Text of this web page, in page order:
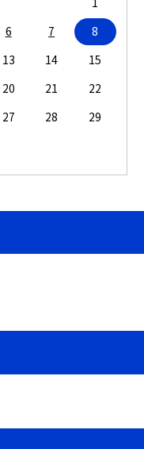
6 7
8
13 14
15
20 21
22
27 28
29